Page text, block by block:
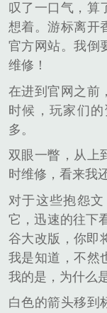
叹了一口气，算
想着。游标离开
官方网站。我倒
维修！
在进到官网之前
时候，玩家们
多。
双眼一瞥，从上
时维修，看来我
对于这些抱怨
它，迅速的往下
谷大改版，你即
我是知道，不然
我的是，为什么
白色的箭头移到